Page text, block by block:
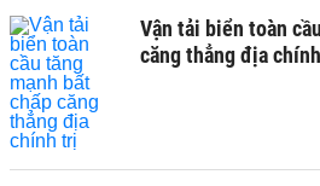
Vận tải biển toàn
căng thẳng địa